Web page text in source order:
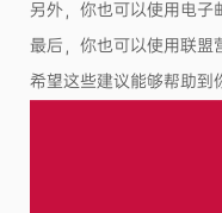
另外，你也可以使用电子
最后，你也可以使用联盟
希望这些建议能够帮助到